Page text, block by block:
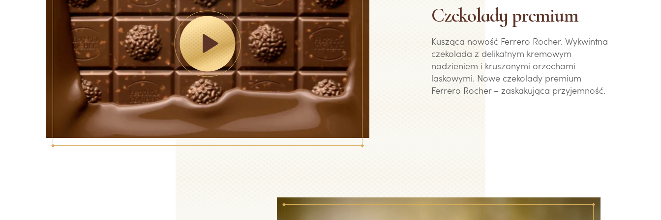
Czekolady premium
Kusząca nowość Ferrero Rocher. Wykwintna
czekolada z delikatnym kremowym
nadzieniem i kruszonymi orzechami
laskowymi. Nowe czekolady premium
Ferrero Rocher – zaskakująca przyjemność.